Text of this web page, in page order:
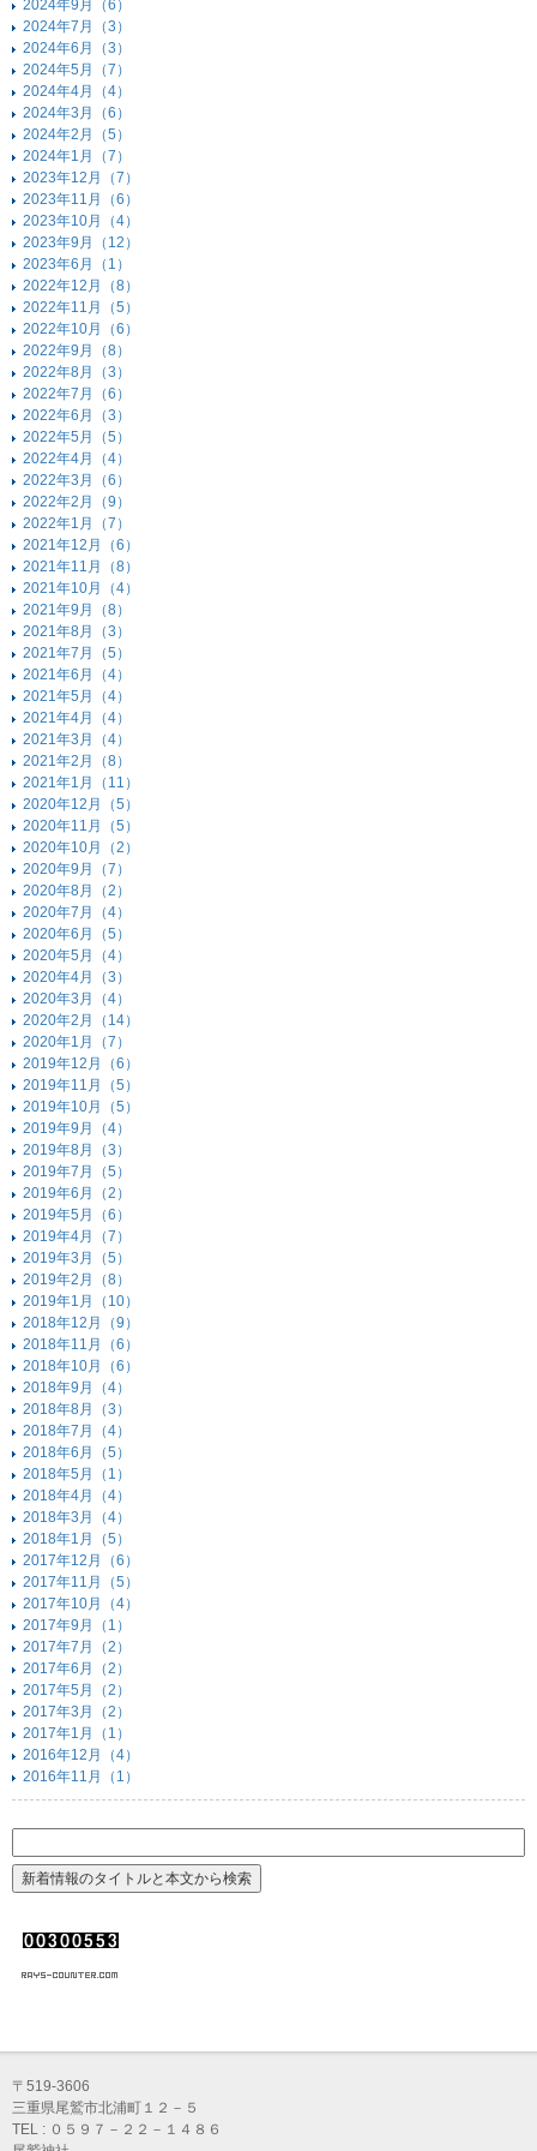
2024年9月（6）
2024年7月（3）
2024年6月（3）
2024年5月（7）
2024年4月（4）
2024年3月（6）
2024年2月（5）
2024年1月（7）
2023年12月（7）
2023年11月（6）
2023年10月（4）
2023年9月（12）
2023年6月（1）
2022年12月（8）
2022年11月（5）
2022年10月（6）
2022年9月（8）
2022年8月（3）
2022年7月（6）
2022年6月（3）
2022年5月（5）
2022年4月（4）
2022年3月（6）
2022年2月（9）
2022年1月（7）
2021年12月（6）
2021年11月（8）
2021年10月（4）
2021年9月（8）
2021年8月（3）
2021年7月（5）
2021年6月（4）
2021年5月（4）
2021年4月（4）
2021年3月（4）
2021年2月（8）
2021年1月（11）
2020年12月（5）
2020年11月（5）
2020年10月（2）
2020年9月（7）
2020年8月（2）
2020年7月（4）
2020年6月（5）
2020年5月（4）
2020年4月（3）
2020年3月（4）
2020年2月（14）
2020年1月（7）
2019年12月（6）
2019年11月（5）
2019年10月（5）
2019年9月（4）
2019年8月（3）
2019年7月（5）
2019年6月（2）
2019年5月（6）
2019年4月（7）
2019年3月（5）
2019年2月（8）
2019年1月（10）
2018年12月（9）
2018年11月（6）
2018年10月（6）
2018年9月（4）
2018年8月（3）
2018年7月（4）
2018年6月（5）
2018年5月（1）
2018年4月（4）
2018年3月（4）
2018年1月（5）
2017年12月（6）
2017年11月（5）
2017年10月（4）
2017年9月（1）
2017年7月（2）
2017年6月（2）
2017年5月（2）
2017年3月（2）
2017年1月（1）
2016年12月（4）
2016年11月（1）
〒519-3606
三重県尾鷲市北浦町１２－５
TEL : ０５９７－２２－１４８６